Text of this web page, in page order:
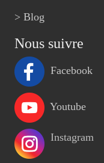
> Blog
Nous suivre
Facebook
Youtube
Instagram